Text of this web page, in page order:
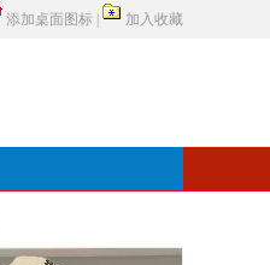
添加桌面图标 加入收藏